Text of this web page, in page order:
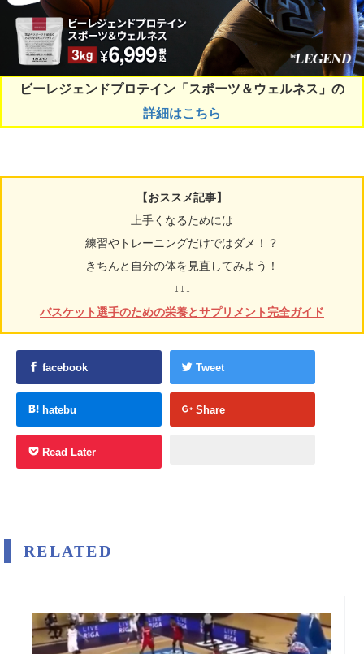
ビーレジェンドプロテイン「スポーツ＆ウェルネス」の
詳細はこちら
【おススメ記事】
上手くなるためには
練習やトレーニングだけではダメ！？
きちんと自分の体を見直してみよう！
↓↓↓
バスケット選手のための栄養とサプリメント完全ガイド
facebook Tweet
hatebu Share
Read Later
RELATED